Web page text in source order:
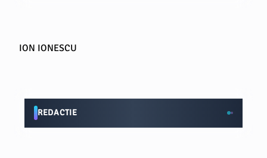
ION IONESCU
REDACTIE